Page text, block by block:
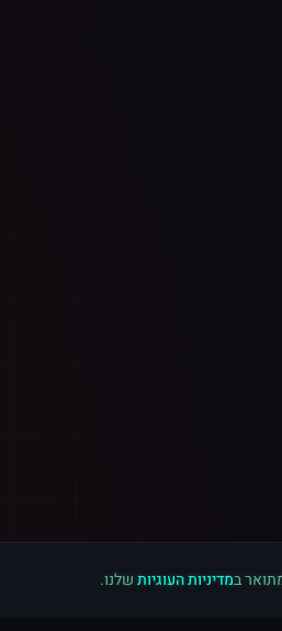
במדיניות העוגיותשלנו.